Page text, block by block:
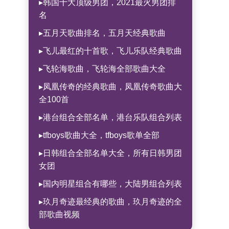
▸韩国十大顶级男团，2021最火男团排
名
▸五月天歌曲排名，五月天经典歌曲
▸飞儿最红的十首歌，飞儿乐队经典歌曲
▸飞轮海歌曲，飞轮海全部歌曲大全
▸凤凰传奇的经典歌曲，凤凰传奇歌曲大
全100首
▸港台组合全部名单，港台乐队组合列表
▸tfboys歌曲大全，tfboys歌单全部
▸日韩组合全部名单大全，所有日韩男团
女团
▸国内明星组合有哪些，大陆男组合列表
▸玖月奇迹最经典的歌曲，玖月奇迹的全
部歌曲视频